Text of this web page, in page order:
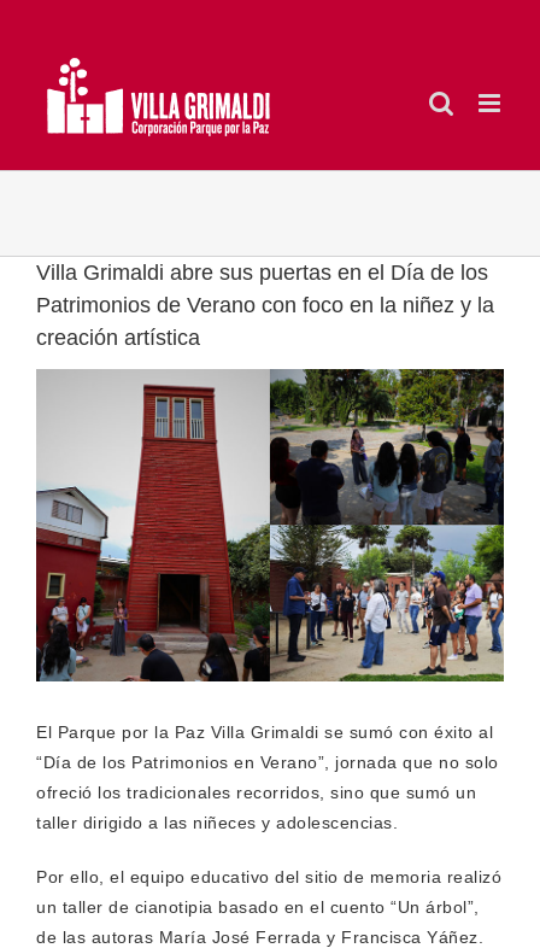
contenido
Villa Grimaldi abre sus puertas en el Día de los
Patrimonios de Verano con foco en la niñez y la
creación artística
El Parque por la Paz Villa Grimaldi se sumó con éxito al
“Día de los Patrimonios en Verano”, jornada que no solo
ofreció los tradicionales recorridos, sino que sumó un
taller dirigido a las niñeces y adolescencias.
Por ello, el equipo educativo del sitio de memoria realizó
un taller de cianotipia basado en el cuento “Un árbol”,
de las autoras María José Ferrada y Francisca Yáñez.